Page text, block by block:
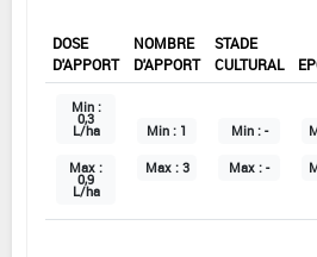
DOSE
D'APPORT
NOMBRE
D'APPORT
STADE
CULTURAL
Min :
0,3
L/ha
Max :
0,9
L/ha
Min : 1
Max : 3
Min : -
Max : -